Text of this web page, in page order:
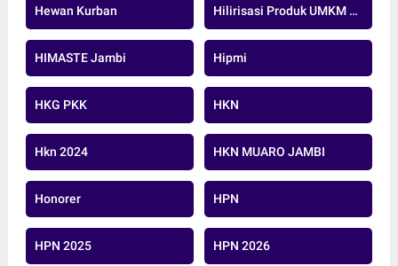
Hewan Kurban Hilirisasi Produk UMKM Sawit
HIMASTE Jambi Hipmi
HKG PKK HKN
Hkn 2024 HKN MUARO JAMBI
Honorer HPN
HPN 2025 HPN 2026